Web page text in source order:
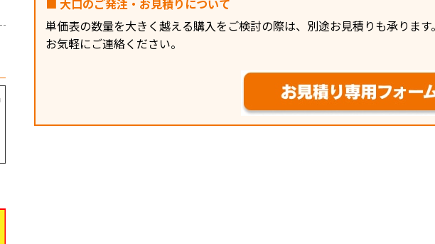
単価表の数量を大きく越える購入をご検討の際は、別途お見積りも承ります
お気軽にご連絡ください。